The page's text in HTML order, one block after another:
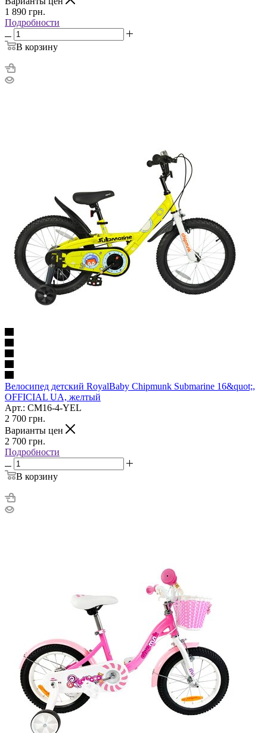
1 890 грн.
Подробности
В корзину
Велосипед детский RoyalBaby Chipmunk Submarine 16&quot;,
OFFICIAL UA, желтый
Арт.: CM16-4-YEL
2 700 грн.
Варианты цен
2 700 грн.
Подробности
В корзину